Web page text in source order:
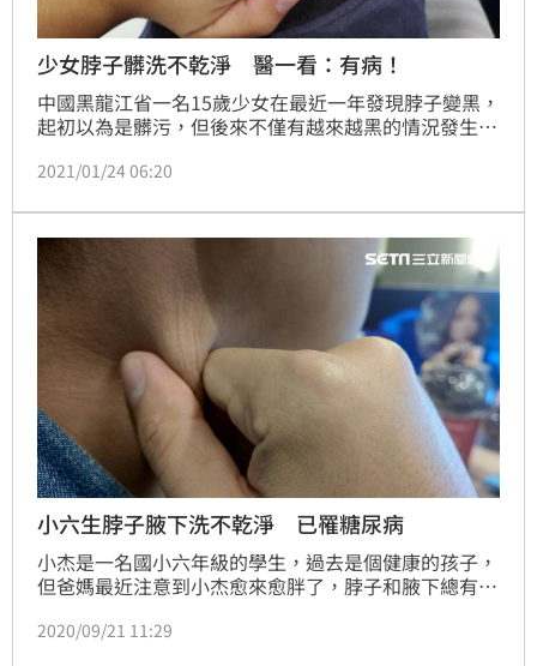
少女脖子髒洗不乾淨 醫一看：有病！
中國黑龍江省一名15歲少女在最近一年發現脖子變黑，
起初以為是髒污，但後來不僅有越來越黑的情況發生，
色棘皮症」，成因主要為身體的代謝機能出問題，所幸
2021/01/24 06:20
小六生脖子腋下洗不乾淨 已罹糖尿病
小杰是一名國小六年級的學生，過去是個健康的孩子，
但爸媽最近注意到小杰愈來愈胖了，脖子和腋下總有洗
胃科減重門診就醫，沒想到卻被醫師診斷為「黑色棘皮
2020/09/21 11:29